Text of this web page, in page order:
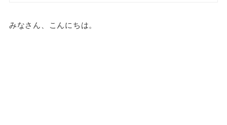
みなさん、こんにちは。